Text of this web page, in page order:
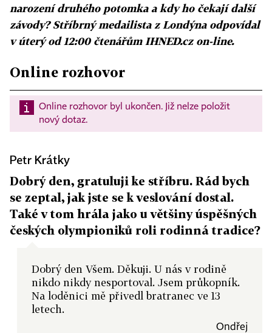
narození druhého potomka a kdy ho čekají další
závody? Stříbrný medailista z Londýna odpovídal
v úterý od 12:00 čtenářům IHNED.cz on-line.
Online rozhovor
Online rozhovor byl ukončen. Již nelze položit
nový dotaz.
Petr Krátky
Dobrý den, gratuluji ke stříbru. Rád bych
se zeptal, jak jste se k veslování dostal.
Také v tom hrála jako u většiny úspěšných
českých olympioniků roli rodinná tradice?
Dobrý den Všem. Děkuji. U nás v rodině
nikdo nikdy nesportoval. Jsem průkopník.
Na loděnici mě přivedl bratranec ve 13
letech.
Ondřej